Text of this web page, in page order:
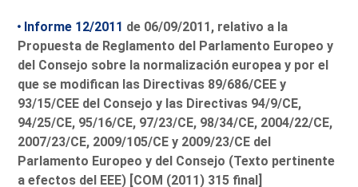
Informe 12/2011 de 06/09/2011, relativo a la
Propuesta de Reglamento del Parlamento Europeo y
del Consejo sobre la normalización europea y por el
que se modifican las Directivas 89/686/CEE y
93/15/CEE del Consejo y las Directivas 94/9/CE,
94/25/CE, 95/16/CE, 97/23/CE, 98/34/CE, 2004/22/CE,
2007/23/CE, 2009/105/CE y 2009/23/CE del
Parlamento Europeo y del Consejo (Texto pertinente
a efectos del EEE) [COM (2011) 315 final]